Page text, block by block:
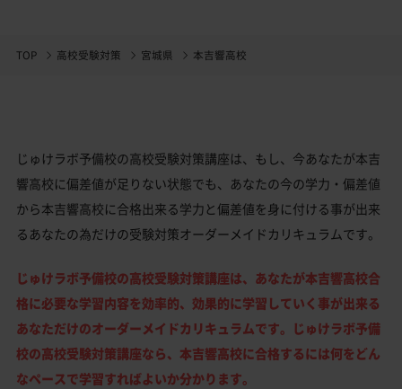
TOP 高校受験対策 宮城県 本吉響高校
じゅけラボ予備校の高校受験対策講座は、もし、今あなたが本吉
響高校に偏差値が足りない状態でも、あなたの今の学力・偏差値
から本吉響高校に合格出来る学力と偏差値を身に付ける事が出来
るあなたの為だけの受験対策オーダーメイドカリキュラムです。
じゅけラボ予備校の高校受験対策講座は、あなたが本吉響高校合
格に必要な学習内容を効率的、効果的に学習していく事が出来る
あなただけのオーダーメイドカリキュラムです。じゅけラボ予備
校の高校受験対策講座なら、本吉響高校に合格するには何をどん
なペースで学習すればよいか分かります。